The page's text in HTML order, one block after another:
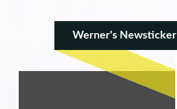
Werner's Newsticker